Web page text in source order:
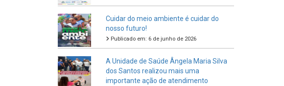
Cuidar do meio ambiente é cuidar do
nosso futuro!
Publicado em: 6 de junho de 2026
A Unidade de Saúde Ângela Maria Silva
dos Santos realizou mais uma
importante ação de atendimento